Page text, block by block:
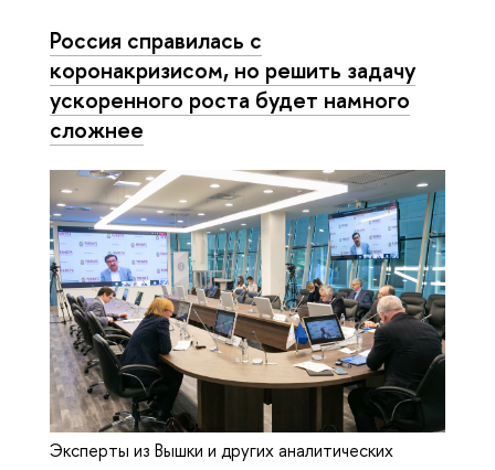
Россия справилась с
коронакризисом, но решить задачу
ускоренного роста будет намного
сложнее
Эксперты из Вышки и других аналитических